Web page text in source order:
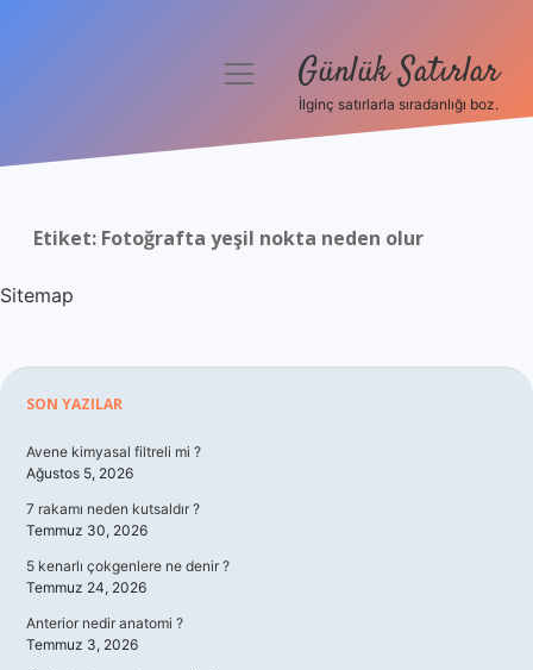
Yasal Uyarı
Hakkımızda
menüyü Günlük Satırlar
İlginç satırlarla sıradanlığı boz.
Etiket: Fotoğrafta yeşil nokta neden olur
Sitemap
Sidebar
SON YAZILAR
Avene kimyasal filtreli mi ?
Ağustos 5, 2026
7 rakamı neden kutsaldır ?
Temmuz 30, 2026
5 kenarlı çokgenlere ne denir ?
Temmuz 24, 2026
Anterior nedir anatomi ?
Temmuz 3, 2026